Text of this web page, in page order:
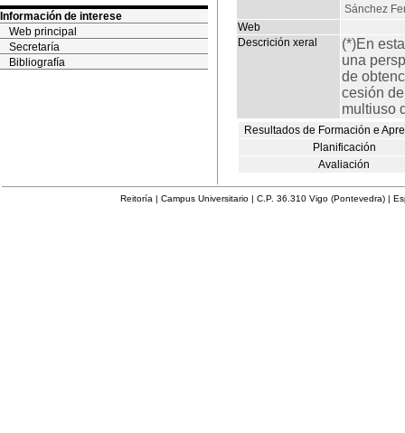
Información de interese
Web principal
Secretaría
Bibliografía
Sánchez
Web
Descrición xeral
(*)En
una
de
cesión
multiuso
Resultados de Formación e
Planificación
Avaliación
Reitoría | Campus Universitario | C.P. 36.310 Vigo (Pontevedra) |